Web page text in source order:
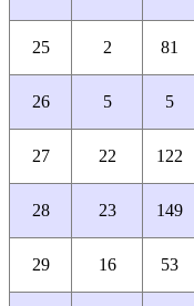
25 2 81
26 5 5
27 22 122
28 23 149
29 16 53